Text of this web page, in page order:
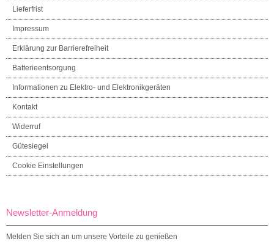
Lieferfrist
Impressum
Erklärung zur Barrierefreiheit
Batterieentsorgung
Informationen zu Elektro- und Elektronikgeräten
Kontakt
Widerruf
Gütesiegel
Cookie Einstellungen
Newsletter-Anmeldung
Melden Sie sich an um unsere Vorteile zu genießen